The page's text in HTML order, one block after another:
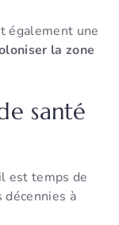
également une
la zone
santé
est temps de
décennies à